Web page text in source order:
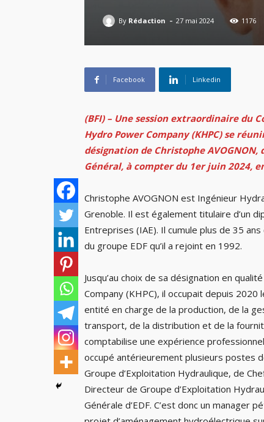
By Rédaction - 27 mai 2024 1176
Facebook Linkedin
(BFI) – Une session extraordinaire du
Hydro Power Company (KHPC)se
désignation de Christophe
Général, à compter du 1er juin 2024,
Christophe AVOGNON est Ingénieur
Grenoble. Il est également titulaire d’un
Entreprises (IAE). Il cumule plus de 35
du groupe EDF qu’il a rejoint en 1992.
Jusqu’au choix de sa désignation en
Company (KHPC), il occupait depuis 2020
entité en charge de la production, de la
transport, de la distribution et de la
comptabilise une expérience
occupé antérieurement plusieurs postes
Groupe d’Exploitation Hydraulique, de
Directeur de Groupe d’Exploitation
Générale d’EDF. C’est donc un manager